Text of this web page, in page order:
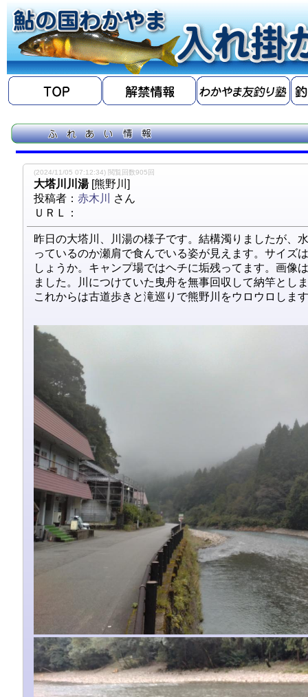
(2024/11/05 07:12:34) 閲覧回数905回
大塔川川湯[熊野川]
投稿者： 赤木川
さん
ＵＲＬ：
昨日の大塔川、川湯の様子です。結構濁りましたが、
っているのか瀬肩で食んでいる姿が見えます。サイズ
しょうか。キャンプ場ではヘチに垢残ってます。画像
ました。川につけていた曳舟を無事回収して納竿とし
これからは古道歩きと滝巡りで熊野川をウロウロしま